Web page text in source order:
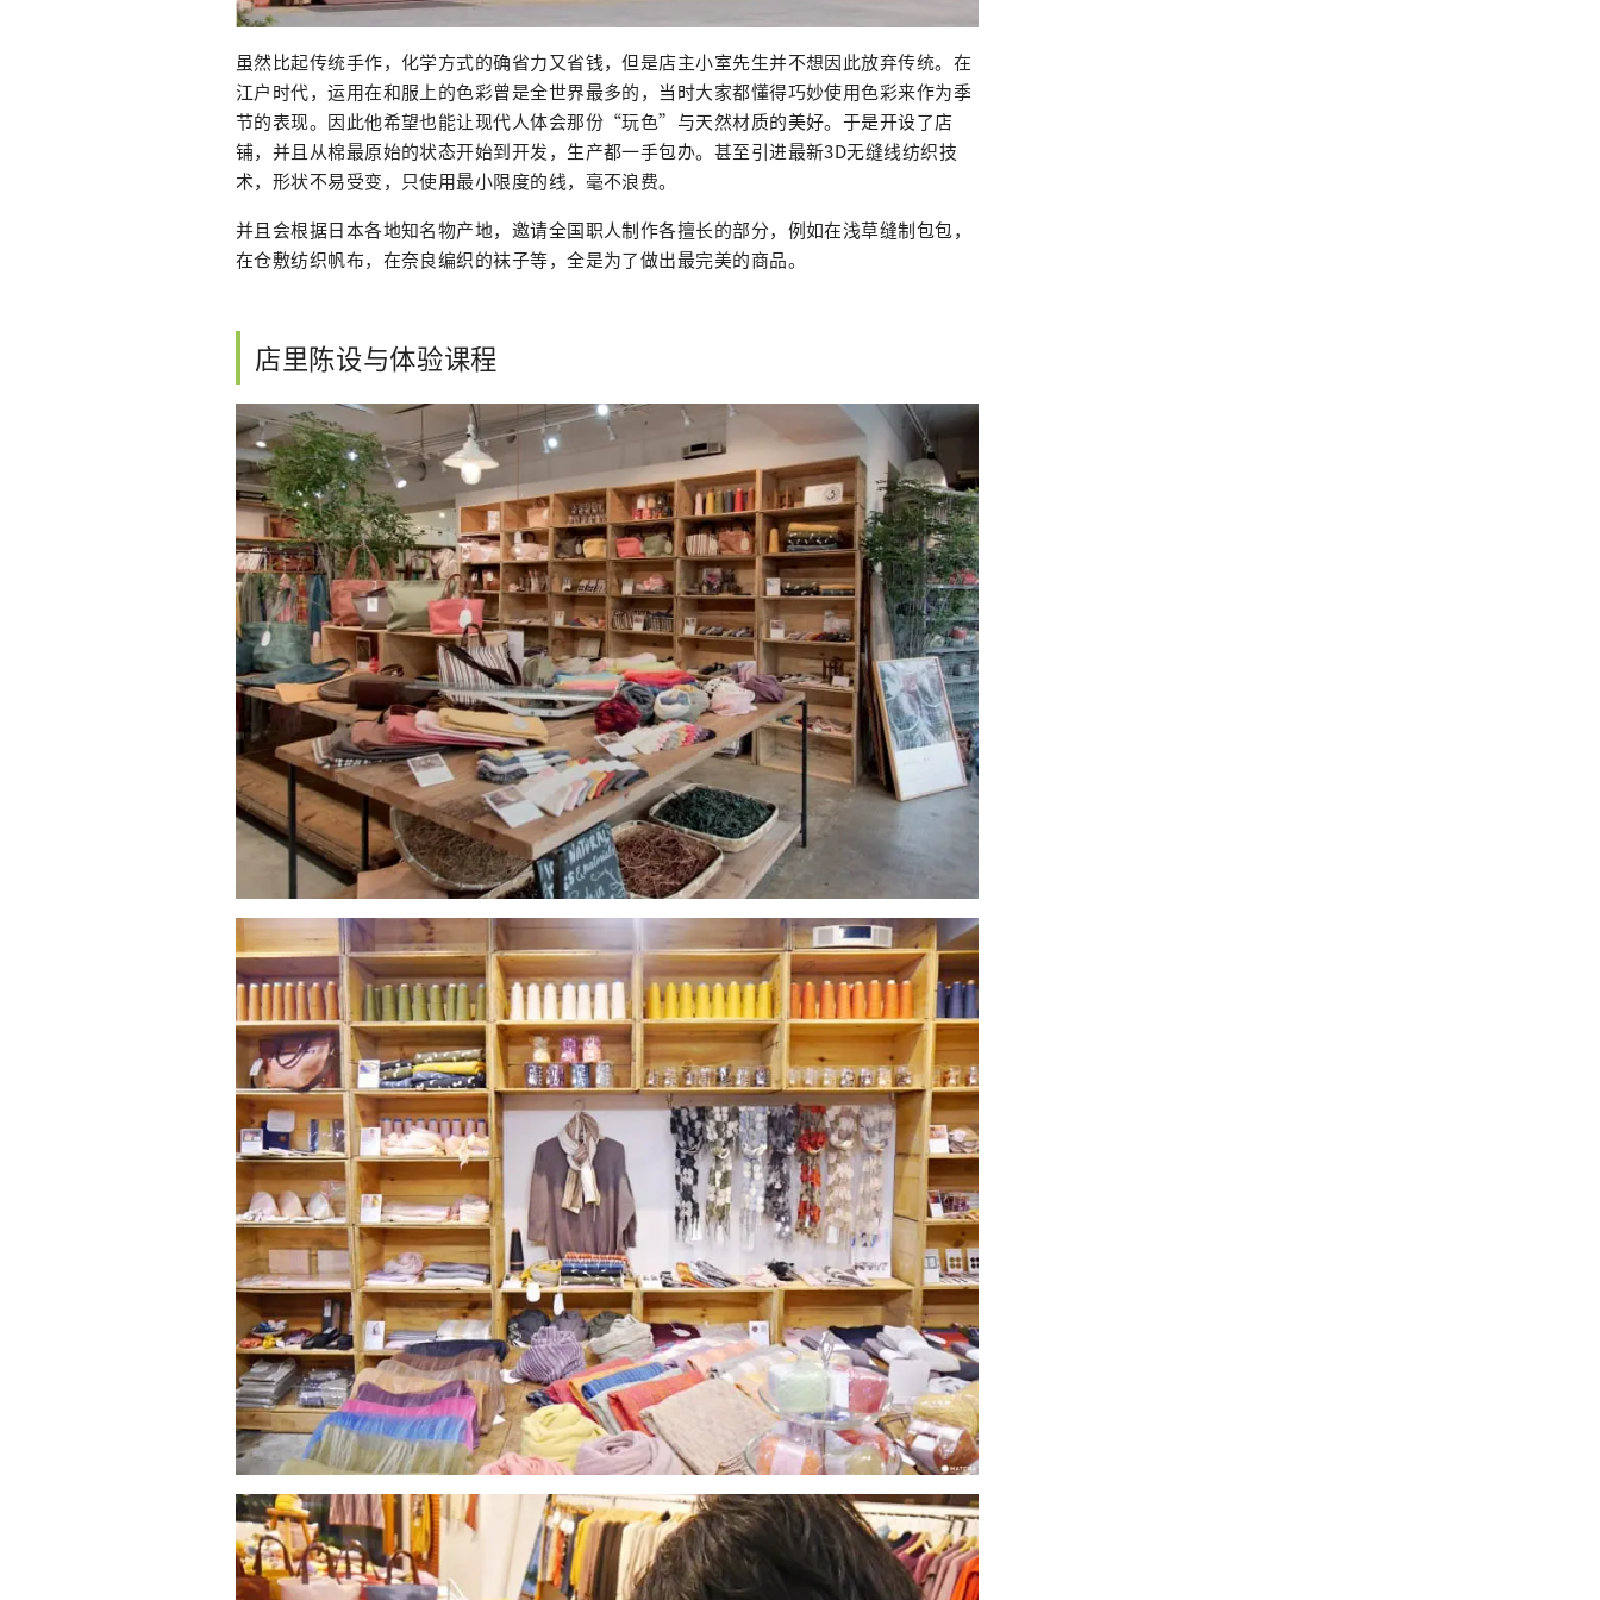
虽然比起传统手作，化学方式的确省力又省钱，但是店主小室先生并不想因此放弃传统。在
江户时代，运用在和服上的色彩曾是全世界最多的，当时大家都懂得巧妙使用色彩来作为季
节的表现。因此他希望也能让现代人体会那份“玩色”与天然材质的美好。于是开设了店
铺，并且从棉最原始的状态开始到开发，生产都一手包办。甚至引进最新3D无缝线纺织技
术，形状不易受变，只使用最小限度的线，毫不浪费。
并且会根据日本各地知名物产地，邀请全国职人制作各擅长的部分，例如在浅草缝制包包，
在仓敷纺织帆布，在奈良编织的袜子等，全是为了做出最完美的商品。
店里陈设与体验课程